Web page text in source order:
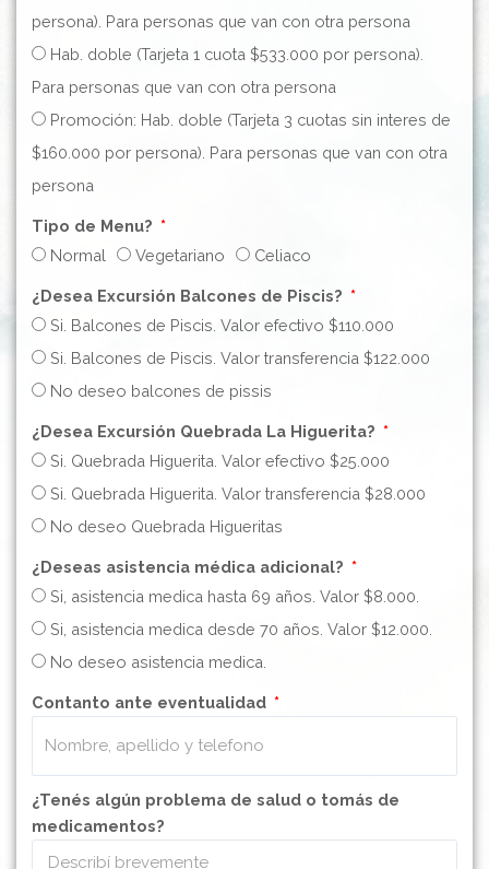
persona). Para personas que van con otra persona
Hab. doble (Tarjeta 1 cuota $533.000 por persona).
Para personas que van con otra persona
Promoción: Hab. doble (Tarjeta 3 cuotas sin interes de
$160.000 por persona). Para personas que van con otra
persona
Tipo de Menu?
Normal
Vegetariano Celiaco
¿Desea Excursión Balcones de Piscis?
Si. Balcones de Piscis. Valor efectivo $110.000
Si. Balcones de Piscis. Valor transferencia $122.000
No deseo balcones de pissis
¿Desea Excursión Quebrada La Higuerita?
Si. Quebrada Higuerita. Valor efectivo $25.000
Si. Quebrada Higuerita. Valor transferencia $28.000
No deseo Quebrada Higueritas
¿Deseas asistencia médica adicional?
Si, asistencia medica hasta 69 años. Valor $8.000.
Si, asistencia medica desde 70 años. Valor $12.000.
No deseo asistencia medica.
Contanto ante eventualidad
¿Tenés algún problema de salud o tomás de
medicamentos?